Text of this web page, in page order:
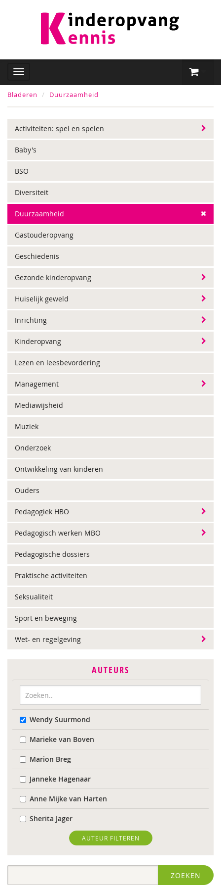
Bladeren Duurzaamheid
Activiteiten: spel en spelen
Baby's
BSO
Diversiteit
Duurzaamheid
Gastouderopvang
Geschiedenis
Gezonde kinderopvang
Huiselijk geweld
Inrichting
Kinderopvang
Lezen en leesbevordering
Management
Mediawijsheid
Muziek
Onderzoek
Ontwikkeling van kinderen
Ouders
Pedagogiek HBO
Pedagogisch werken MBO
Pedagogische dossiers
Praktische activiteiten
Seksualiteit
Sport en beweging
Wet- en regelgeving
AUTEURS
Wendy Suurmond
Marieke van Boven
Marion Breg
Janneke Hagenaar
Anne Mijke van Harten
Sherita Jager
Jelka Matlung
Ellis van der Meulen
AUTEUR FILTEREN
ZOEKEN